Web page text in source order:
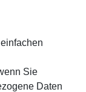
Sie
Daten